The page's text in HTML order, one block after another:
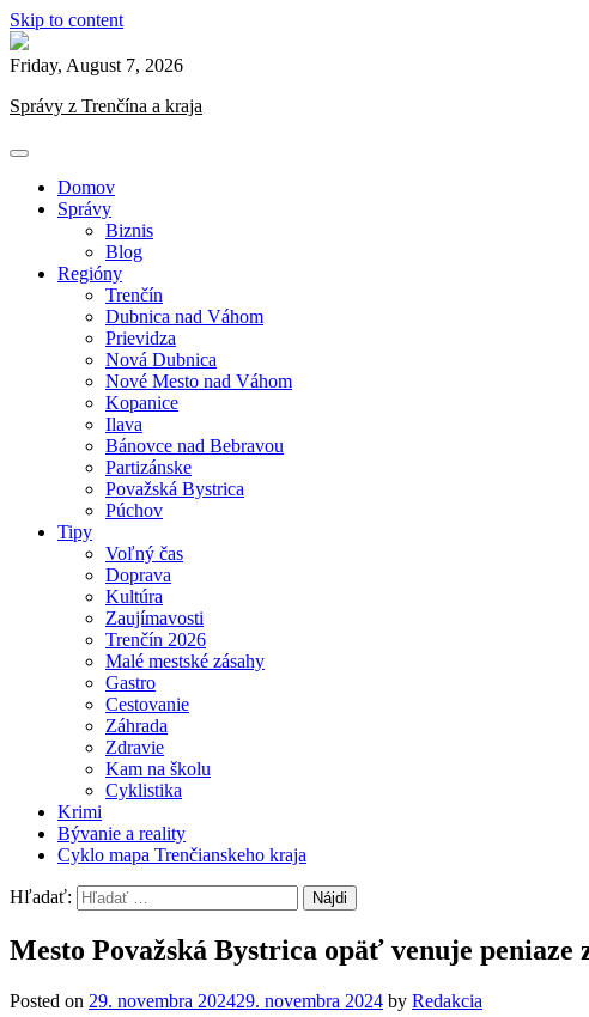
Skip to content
Friday, August 7, 2026
Správy z Trenčína a kraja
Domov
Správy
Biznis
Blog
Regióny
Trenčín
Dubnica nad Váhom
Prievidza
Nová Dubnica
Nové Mesto nad Váhom
Kopanice
Ilava
Bánovce nad Bebravou
Partizánske
Považská Bystrica
Púchov
Tipy
Voľný čas
Doprava
Kultúra
Zaujímavosti
Trenčín 2026
Malé mestské zásahy
Gastro
Cestovanie
Záhrada
Zdravie
Kam na školu
Cyklistika
Krimi
Bývanie a reality
Cyklo mapa Trenčianskeho kraja
Hľadať:
Mesto Považská Bystrica opäť venuje peniaze
Posted on 29. novembra 202429. novembra 2024 by Redakcia